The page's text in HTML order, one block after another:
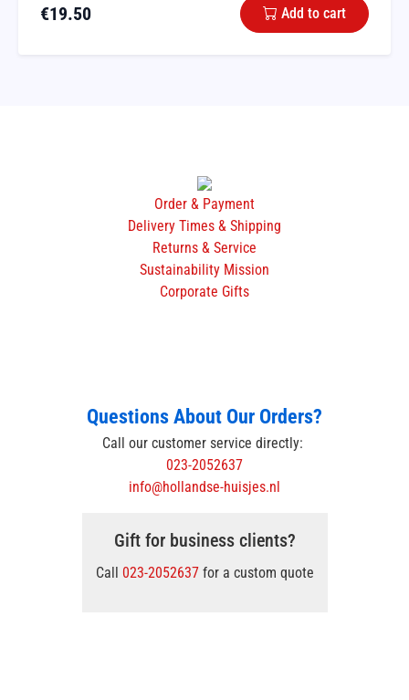
€19.50 Add to cart
Order & Payment
Delivery Times & Shipping
Returns & Service
Sustainability Mission
Corporate Gifts
Questions About Our Orders?
Call our customer service directly:
023-2052637
info@hollandse-huisjes.nl
Gift for business clients?
Call 023-2052637for a custom quote